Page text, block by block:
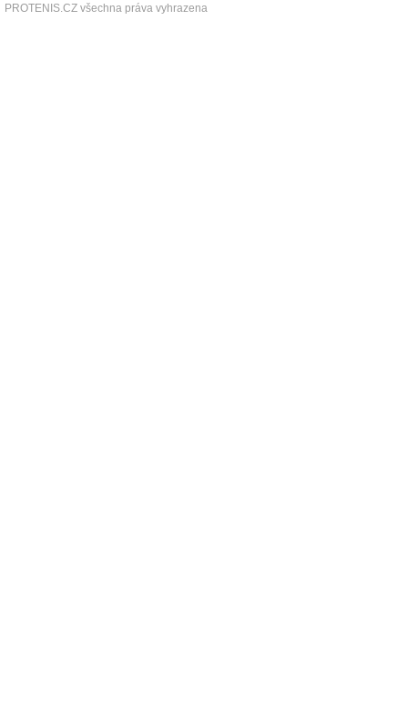
PROTENIS.CZ všechna práva vyhrazena